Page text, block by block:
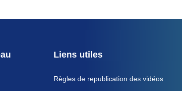
Liens utiles
Règles de republication des vidéos